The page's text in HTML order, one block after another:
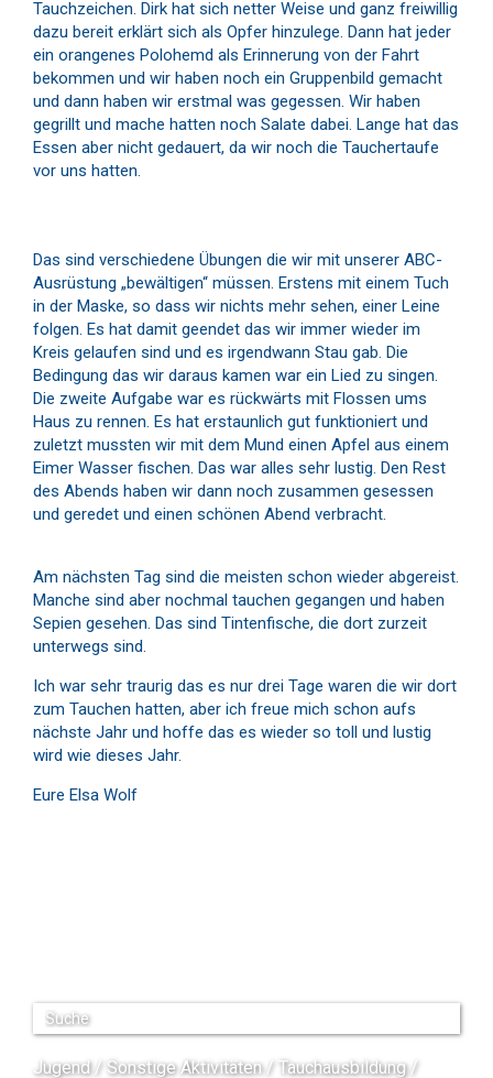
Tauchzeichen. Dirk hat sich netter Weise und ganz freiwillig
dazu bereit erklärt sich als Opfer hinzulege. Dann hat jeder
ein orangenes Polohemd als Erinnerung von der Fahrt
bekommen und wir haben noch ein Gruppenbild gemacht
und dann haben wir erstmal was gegessen. Wir haben
gegrillt und mache hatten noch Salate dabei. Lange hat das
Essen aber nicht gedauert, da wir noch die Tauchertaufe
vor uns hatten.
Das sind verschiedene Übungen die wir mit unserer ABC-
Ausrüstung „bewältigen“ müssen. Erstens mit einem Tuch
in der Maske, so dass wir nichts mehr sehen, einer Leine
folgen. Es hat damit geendet das wir immer wieder im
Kreis gelaufen sind und es irgendwann Stau gab. Die
Bedingung das wir daraus kamen war ein Lied zu singen.
Die zweite Aufgabe war es rückwärts mit Flossen ums
Haus zu rennen. Es hat erstaunlich gut funktioniert und
zuletzt mussten wir mit dem Mund einen Apfel aus einem
Eimer Wasser fischen. Das war alles sehr lustig. Den Rest
des Abends haben wir dann noch zusammen gesessen
und geredet und einen schönen Abend verbracht.
Am nächsten Tag sind die meisten schon wieder abgereist.
Manche sind aber nochmal tauchen gegangen und haben
Sepien gesehen. Das sind Tintenfische, die dort zurzeit
unterwegs sind.
Ich war sehr traurig das es nur drei Tage waren die wir dort
zum Tauchen hatten, aber ich freue mich schon aufs
nächste Jahr und hoffe das es wieder so toll und lustig
wird wie dieses Jahr.
Eure Elsa Wolf
Jugend Sonstige Aktivitäten
Tauchausbildung